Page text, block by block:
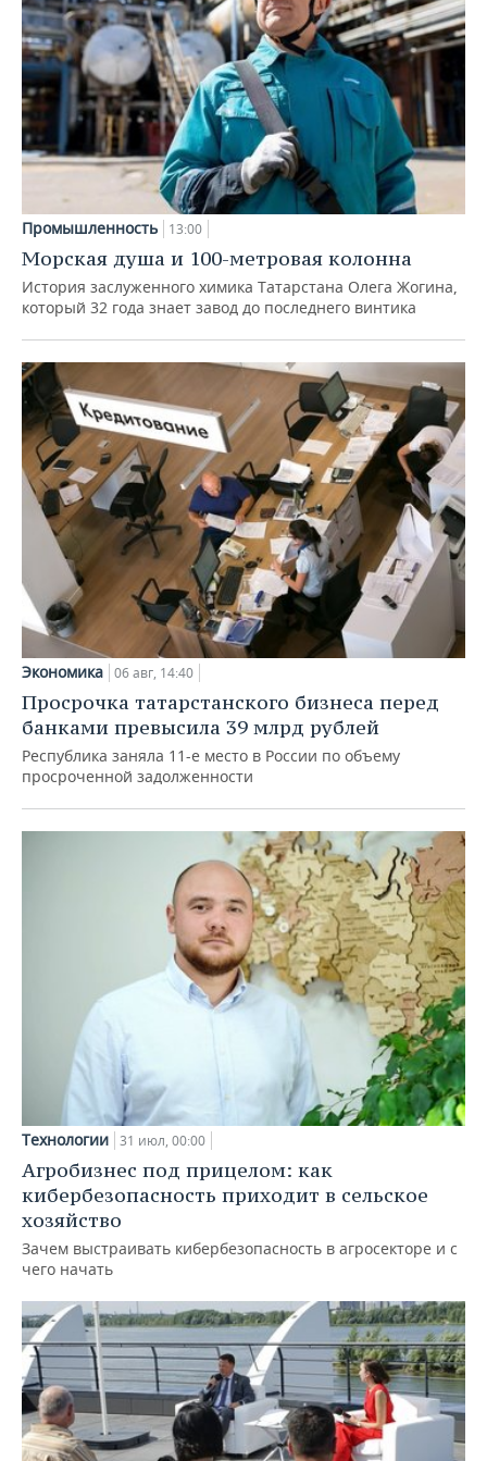
Промышленность 13:00
Морская душа и 100-метровая колонна
История заслуженного химика Татарстана Олега Жогина,
который 32 года знает завод до последнего винтика
Экономика 06 авг, 14:40
Просрочка татарстанского бизнеса перед
банками превысила 39 млрд рублей
Республика заняла 11-е место в России по объему
просроченной задолженности
Технологии 31 июл, 00:00
Агробизнес под прицелом: как
кибербезопасность приходит в сельское
хозяйство
Зачем выстраивать кибербезопасность в агросекторе и с
чего начать